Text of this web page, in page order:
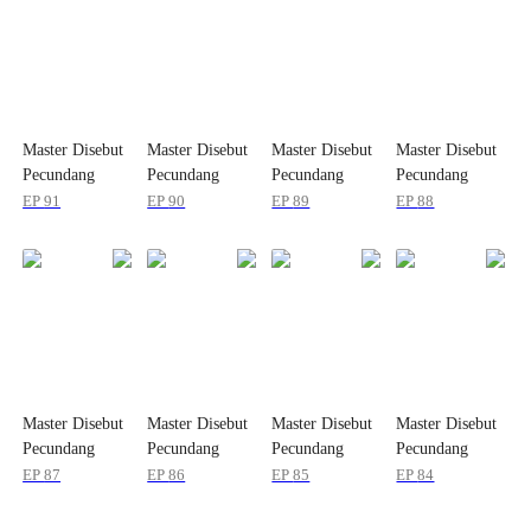
Master Disebut
Pecundang
EP91
Master Disebut
Pecundang
EP90
Master Disebut
Pecundang
EP89
Master Disebut
Pecundang
EP88
Master Disebut
Pecundang
EP87
Master Disebut
Pecundang
EP86
Master Disebut
Pecundang
EP85
Master Disebut
Pecundang
EP84